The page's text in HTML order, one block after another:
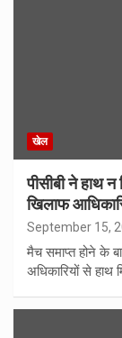
खेल
पीसीबी ने हाथ न
खिलाफ
September 15,
मैच समाप्त होने के
अधिकारियों से हाथ